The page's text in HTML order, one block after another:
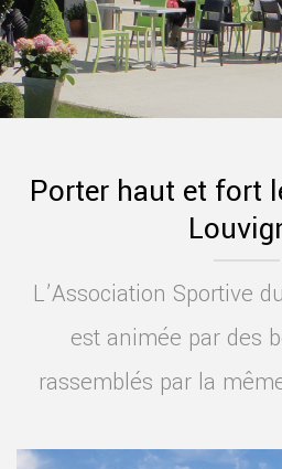
Porter haut et fort
L’Association Sportive
est animée par des
rassemblés par la